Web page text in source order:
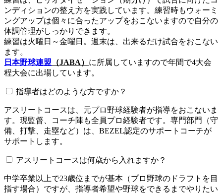
ンディションの整え方を実践しています。練習時もウォーミ
ングアップは個々に合ったアップをおこないますので自分の
体調管理がしっかりできます。
練習は火曜日～金曜日。週末は、出来るだけ試合をおこない
ます。
日本野球連盟 （JABA） に所属していますので年間で4大会
程大会に出場しています。
指導者はどのような方ですか？
アスリートコースは、元プロ野球経験者が指導をおこないま
す。現監督、コーチ陣も全員プロ経験者です。専門部門（守
備、打撃、走塁など）は、BEZEL認定のサポートコーチが
サポートします。
アスリートコースは何歳から入れますか？
中学卒業以上で23歳位までが基本（プロ野球のドラフトを目
指す場合）ですが、指導者希望や野球をできるまでやりたい